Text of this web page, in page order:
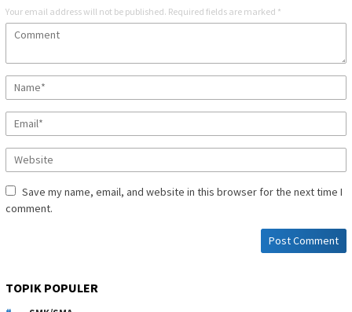
Your email address will not be published. Required fields are marked *
Save my name, email, and website in this browser for the next time I
comment.
TOPIK POPULER